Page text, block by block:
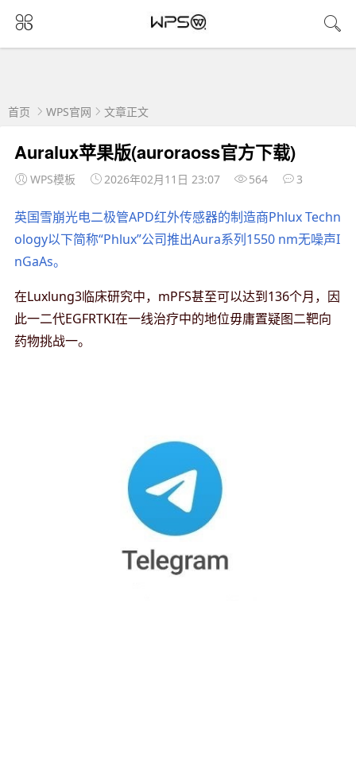
首页 WPS官网 文章正文
Auralux苹果版(auroraoss官方下载)
WPS模板 2026年02月11日 23:07 564 3
英国雪崩光电二极管APD红外传感器的制造商Phlux Techn
ology以下简称“Phlux”公司推出Aura系列1550 nm无噪声I
nGaAs。
在Luxlung3临床研究中，mPFS甚至可以达到136个月，因
此一二代EGFRTKI在一线治疗中的地位毋庸置疑图二靶向
药物挑战一。